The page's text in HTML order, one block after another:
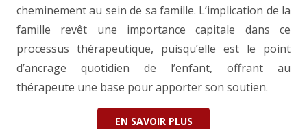
cheminement au sein de sa famille. L’implication de la
famille revêt une importance capitale dans ce
processus thérapeutique, puisqu’elle est le point
d’ancrage quotidien de l’enfant, offrant au
thérapeute une base pour apporter son soutien.
EN SAVOIR PLUS